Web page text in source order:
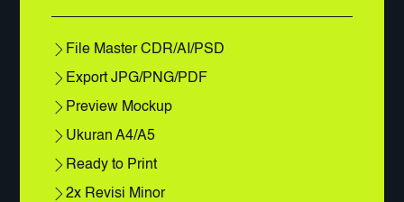
File Master CDR/AI/PSD
Export JPG/PNG/PDF
Preview Mockup
Ukuran A4/A5
Ready to Print
2x Revisi Minor